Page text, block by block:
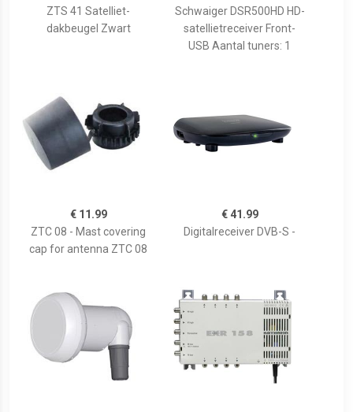
ZTS 41 Satelliet-
dakbeugel Zwart
Schwaiger DSR500HD HD-
satellietreceiver Front-
USB Aantal tuners: 1
€ 11.99
ZTC 08 - Mast covering
cap for antenna ZTC 08
€ 41.99
Digitalreceiver DVB-S -